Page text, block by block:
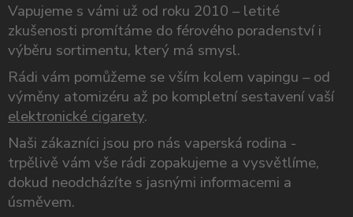
Vapujeme s vámi už od roku 2010 – letité
zkušenosti promítáme do férového poradenství i
výběru sortimentu, který má smysl.
Rádi vám pomůžeme se vším kolem vapingu – od
výměny atomizéru až po kompletní sestavení vaší
elektronické cigarety.
Naši zákazníci jsou pro nás vaperská rodina -
trpělivě vám vše rádi zopakujeme a vysvětlíme,
dokud neodcházíte s jasnými informacemi a
úsměvem.